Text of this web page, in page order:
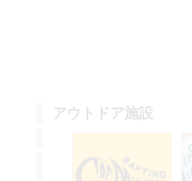
アウトドア施設